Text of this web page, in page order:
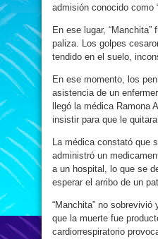
admisión conocido como
En ese lugar,
paliza. Los golpes
tendido en el suelo,
En ese momento, los
asistencia de un
llegó la médica Ramona
insistir para que le
La médica constató que
administró un
a un hospital, lo que se
esperar el arribo de un
“Manchita” no
que la muerte fue
cardiorrespiratorio